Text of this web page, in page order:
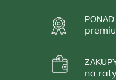
na raty